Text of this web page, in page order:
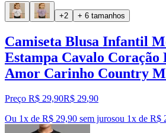
+2 + 6 tamanhos
Camiseta Blusa Infantil
Estampa Cavalo Coração
Amor Carinho Country
Preço R$ 29,90R$ 29,90
Ou 1x de R$ 29,90 sem jurosou 1x de R$